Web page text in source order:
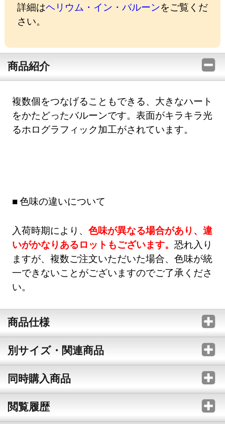
詳細はヘリウム・イン・バルーンをご覧くだ
さい。
商品紹介
複数個をつなげることもできる、大きなハート
をかたどったバルーンです。表面がキラキラ光
るホログラフィック加工がされています。
色味の違いについて
入荷時期により、色味が異なる場合があり、違
いがかなりあるロットもございます。恐れ入り
ますが、複数ご注文いただいた場合、色味が統
一できないことがございますのでご了承くださ
い。
商品仕様
別サイズ・関連商品
同時購入商品
閲覧履歴